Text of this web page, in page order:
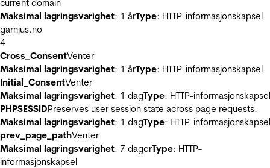
current domain
Maksimal lagringsvarighet: 1 årType: HTTP-informasjonskapsel
garnius.no
4
Cross_ConsentVenter
Maksimal lagringsvarighet: 1 årType: HTTP-informasjonskapsel
Initial_ConsentVenter
Maksimal lagringsvarighet: 1 dagType: HTTP-informasjonskapsel
PHPSESSIDPreserves user session state across page requests.
Maksimal lagringsvarighet: 1 dagType: HTTP-informasjonskapsel
prev_page_pathVenter
Maksimal lagringsvarighet: 7 dagerType: HTTP-
informasjonskapsel